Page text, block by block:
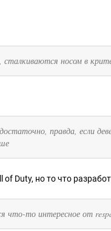
сталкиваются носом в
правда, если
Duty, но то что
что-то интересное от